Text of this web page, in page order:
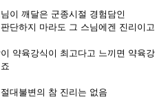
이 깨달은 군종시절 경험담인
단하지 마라도 그 스님에겐 진리이고
약육강식이 최고다고 느끼면 약육강
대불변의 참 진리는 없음